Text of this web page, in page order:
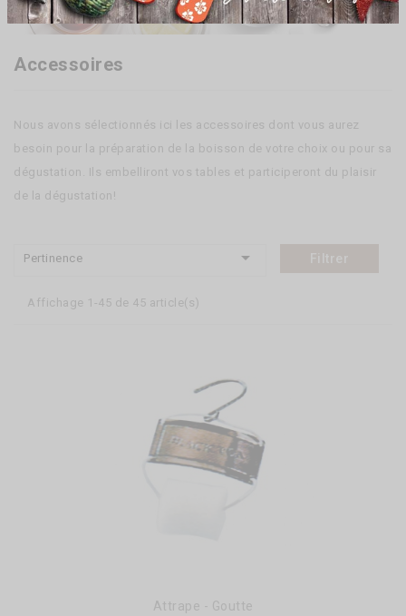
Accessoires
Nous avons sélectionnés ici les accessoires dont vous aurez
besoin pour la préparation de la boisson de votre choix ou pour sa
dégustation. Ils embelliront vos tables et participeront du plaisir
de la dégustation!
Pertinence 
Affichage 1-45 de 45 article(s)
Attrape - Goutte